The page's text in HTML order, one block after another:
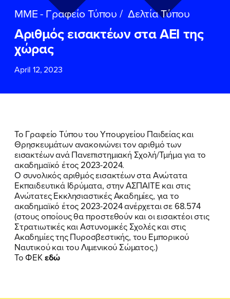
ΠΟΙΑ ΕΙΜΑΙ
ΕΡΓΟ
ΕΚΔΗΛΩΣΕΙΣ
ΝΕΑ
ΜΜΕ - Γραφείο Τύπου / Δελτία Τύπου
Αριθμός εισακτέων στα ΑΕΙ της
χώρας
April 12, 2023
Το Γραφείο Τύπου του Υπουργείου Παιδείας και
Θρησκευμάτων ανακοινώνει τον αριθμό των
εισακτέων ανά Πανεπιστημιακή Σχολή/Τμήμα για το
ακαδημαϊκό έτος 2023-2024.
Ο συνολικός αριθμός εισακτέων στα Ανώτατα
Εκπαιδευτικά Ιδρύματα, στην ΑΣΠΑΙΤΕ και στις
Ανώτατες Εκκλησιαστικές Ακαδημίες, για το
ακαδημαϊκό έτος 2023-2024 ανέρχεται σε 68.574
(στους οποίους θα προστεθούν και οι εισακτέοι στις
Στρατιωτικές και Αστυνομικές Σχολές και στις
Ακαδημίες της Πυροσβεστικής, του Εμπορικού
Ναυτικού και του Λιμενικού Σώματος.)
To ΦΕΚεδώ
ΕΠΙΘΕΤΟ*
ΤΗΛΕΦΩΝΟ
EMAIL
Δεδομένων
και τους τους
Όρους
Χρήσηςτου δικτυακού τόπου του
Πολιτικού Γραφείου της Βουλευτού
Νίκης Κεραμέως
ΥΠΟΒΟΛΗ
ΕΠΙΘΕΤΟ*
ΤΗΛΕΦΩΝΟ
EMAIL
Δεδομένων
και τους τους
Όρους
Χρήσηςτου δικτυακού τόπου του
Πολιτικού Γραφείου της Βουλευτού
Νίκης Κεραμέως
ΥΠΟΒΟΛΗ